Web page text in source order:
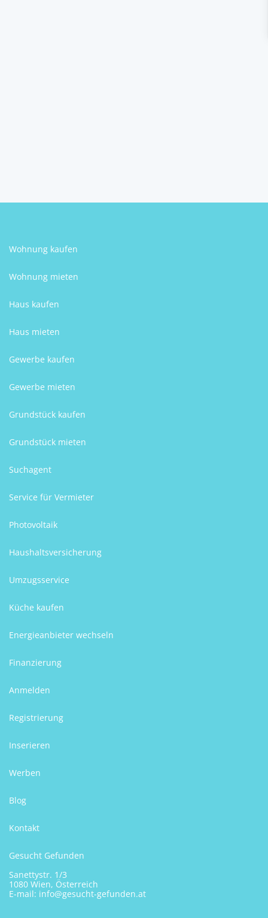
Wohnung kaufen
Wohnung mieten
Haus kaufen
Haus mieten
Gewerbe kaufen
Gewerbe mieten
Grundstück kaufen
Grundstück mieten
Suchagent
Service für Vermieter
Photovoltaik
Haushaltsversicherung
Umzugsservice
Küche kaufen
Energieanbieter wechseln
Finanzierung
Anmelden
Registrierung
Inserieren
Werben
Blog
Kontakt
Gesucht Gefunden
Sanettystr. 1/3
1080 Wien, Österreich
E-mail: info@gesucht-gefunden.at